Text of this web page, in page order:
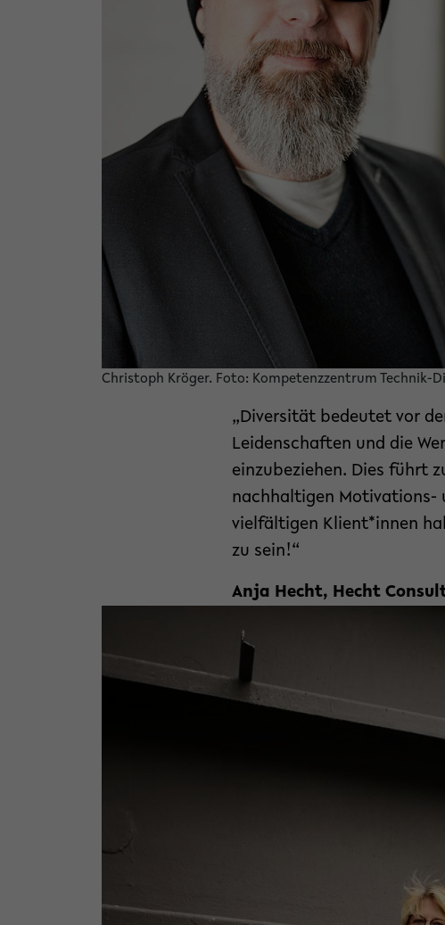
Christoph Kröger. Foto: Kompetenzzentrum Technik-
„Diversität bedeutet vor
Leidenschaften und die
einzubeziehen. Dies führt
nachhaltigen Motivations-
vielfältigen Klient*innen
zu sein!“
Anja Hecht, Hecht